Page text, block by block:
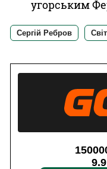
угорським
Сергій Ребров Світ
9.9